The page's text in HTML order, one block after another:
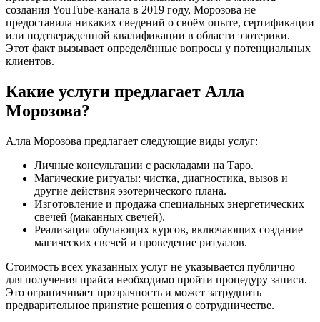
создания YouTube-канала в 2019 году, Морозова не
предоставила никаких сведений о своём опыте, сертификации
или подтвержденной квалификации в области эзотерики.
Этот факт вызывает определённые вопросы у потенциальных
клиентов.
Какие услуги предлагает Алла
Морозова?
Алла Морозова предлагает следующие виды услуг:
Личные консультации с раскладами на Таро.
Магические ритуалы: чистка, диагностика, вызов и
другие действия эзотерического плана.
Изготовление и продажа специальных энергетических
свечей (маканных свечей).
Реализация обучающих курсов, включающих создание
магических свечей и проведение ритуалов.
Стоимость всех указанных услуг не указывается публично —
для получения прайса необходимо пройти процедуру записи.
Это ограничивает прозрачность и может затруднить
предварительное принятие решения о сотрудничестве.